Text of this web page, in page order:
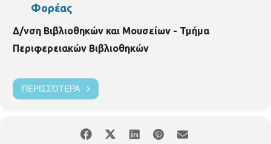
Φορέας
Δ/νση Βιβλιοθηκών και Μουσείων - Τμήμα
Περιφερειακών Βιβλιοθηκών
ΠΕΡΙΣΣΌΤΕΡΑ